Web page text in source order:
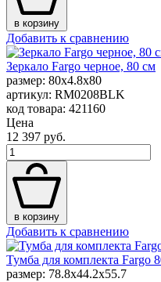
в корзину
Добавить к сравнению
Зеркало Fargo черное, 80 см
размер: 80x4.8x80
артикул: RM0208BLK
код товара: 421160
Цена
12 397 руб.
в корзину
Добавить к сравнению
Тумба для комплекта Fargo
размер: 78.8x44.2x55.7